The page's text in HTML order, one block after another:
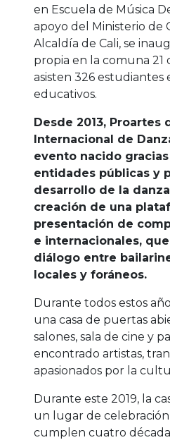
en Escuela de Música
apoyo del Ministerio de
Alcaldía de Cali, se
propia en la comuna
asisten 326
educativos.
Desde 2013, Proartes
Internacional de
evento nacido
entidades públicas y
desarrollo de la
creación de una
presentación de
e internacionales,
diálogo entre
locales y foráneos.
Durante todos estos
una casa de puertas
salones, sala de cine y
encontrado artistas,
apasionados por la
Durante este 2019, la
un lugar de celebración
cumplen cuatro